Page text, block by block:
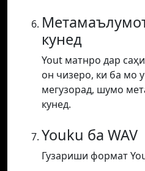
кунед
Yout матнро дар
он чизеро, ки ба мо
мегузорад, шумо
кунед.
Youku ба WAV
Гузариши формат